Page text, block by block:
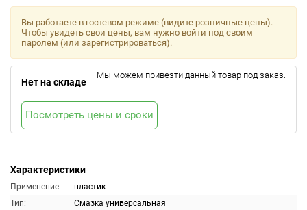
Характеристики
Применение:
пластик
Тип:
Смазка универсальная
Вы работаете в гостевом режиме (видите розничные цены).
Чтобы увидеть свои цены, вам нужно войти под своим
паролем (или зарегистрироваться).
Нет на складе
Мы можем привезти данный товар под заказ.
Посмотреть цены и сроки